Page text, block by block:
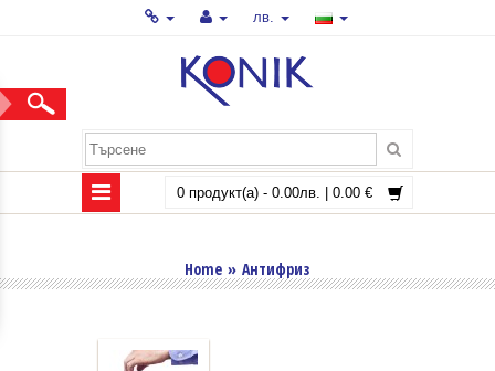
лв.
0 продукт(а) - 0.00лв. | 0.00 €
Home » Антифриз